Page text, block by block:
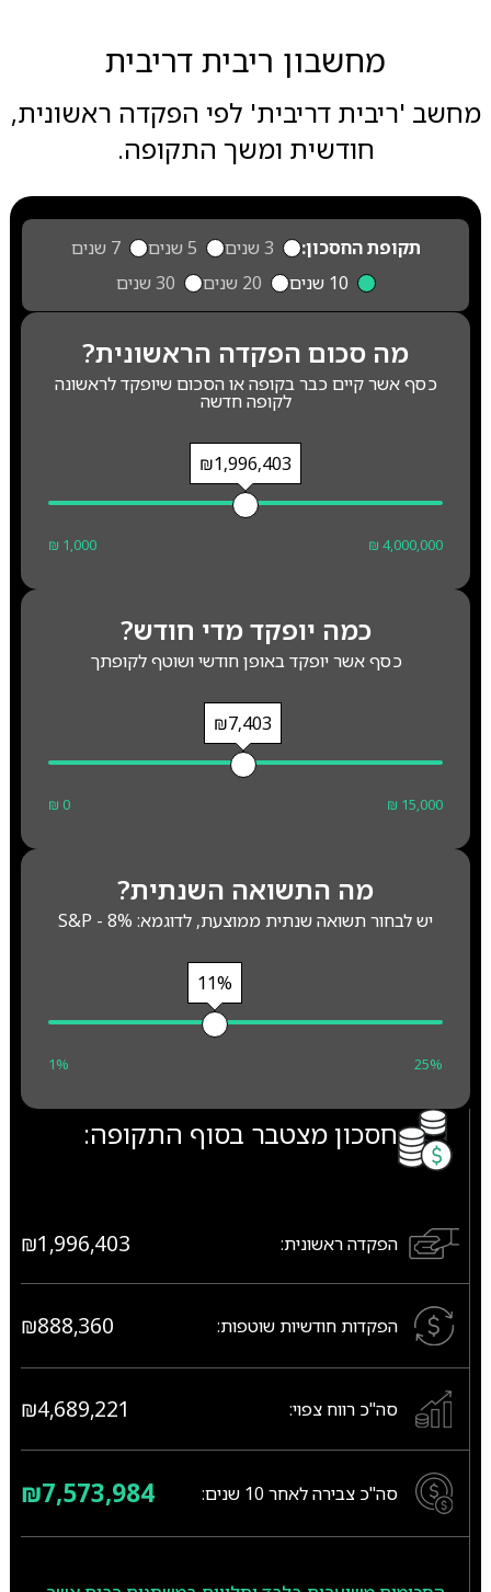
מחשבון ריבית דריבית
מחשב 'ריבית דריבית' לפי הפקדה ראשונית,
חודשית ומשך התקופה.
תקופת החסכון: 3 שנים 5 שנים
7 שנים
10 שנים
20 שנים 30 שנים
מה סכום הפקדה הראשונית?
כסף אשר קיים כבר בקופה או הסכום שיופקד לראשונה
לקופה חדשה
₪1,996,403
₪ 1,000 ₪ 4,000,000
כמה יופקד מדי חודש?
כסף אשר יופקד באופן חודשי ושוטף לקופתך
₪7,403
₪ 0 ₪ 15,000
מה התשואה השנתית?
יש לבחור תשואה שנתית ממוצעת, לדוגמא: S&P - 8%
11%
1% 25%
חסכון מצטבר בסוף התקופה:
הפקדה ראשונית: ₪1,996,403
הפקדות חודשיות שוטפות: ₪888,360
סה"כ רווח צפוי: ₪4,689,221
סה"כ צבירה לאחר 10 שנים: ₪7,573,984